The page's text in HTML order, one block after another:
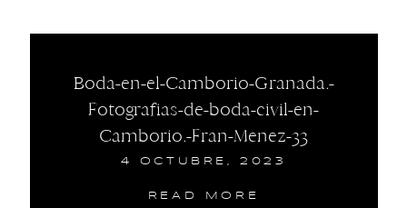
Boda-en-el-Camborio-Granada.-
Fotografias-de-boda-civil-en-
Camborio.-Fran-Menez-33
4 OCTUBRE, 2023
READ MORE